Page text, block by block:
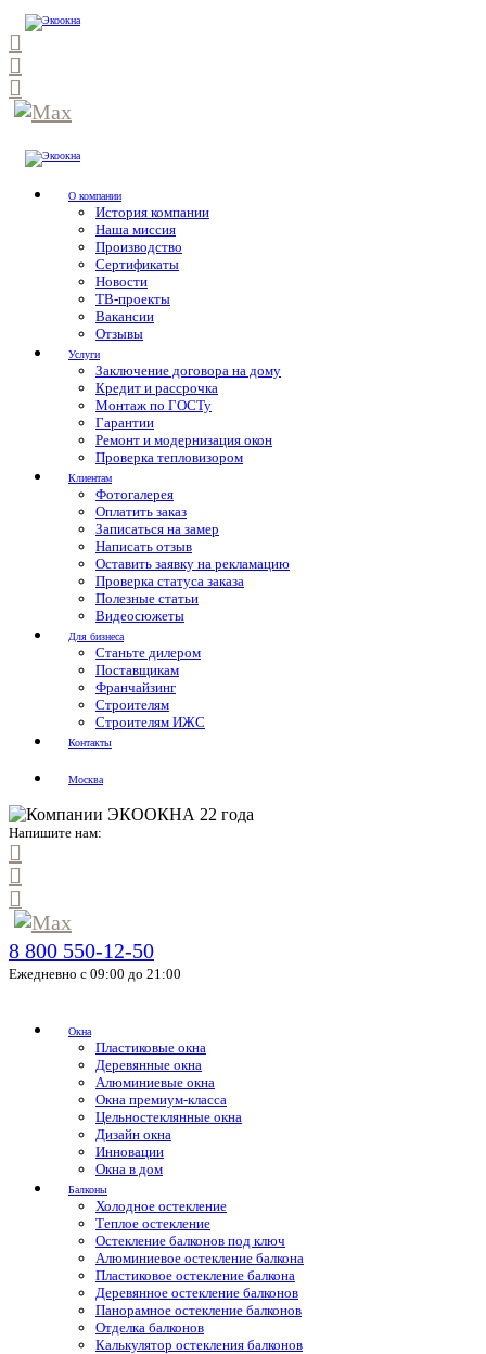
О компании
История компании
Наша миссия
Производство
Сертификаты
Новости
ТВ-проекты
Вакансии
Отзывы
Услуги
Заключение договора на дому
Кредит и рассрочка
Монтаж по ГОСТу
Гарантии
Ремонт и модернизация окон
Проверка тепловизором
Клиентам
Фотогалерея
Оплатить заказ
Записаться на замер
Написать отзыв
Оставить заявку на рекламацию
Проверка статуса заказа
Полезные статьи
Видеосюжеты
Для бизнеса
Станьте дилером
Поставщикам
Франчайзинг
Строителям
Строителям ИЖС
Контакты
Москва
Напишите нам:
8 800 550-12-50
Ежедневно с 09:00 до 21:00
Окна
Пластиковые окна
Деревянные окна
Алюминиевые окна
Окна премиум-класса
Цельностеклянные окна
Дизайн окна
Инновации
Окна в дом
Балконы
Холодное остекление
Теплое остекление
Остекление балконов под ключ
Алюминиевое остекление балкона
Пластиковое остекление балкона
Деревянное остекление балконов
Панорамное остекление балконов
Отделка балконов
Калькулятор остекления балконов